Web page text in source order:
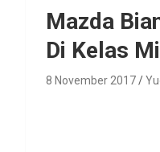
Mazda
Di Kelas
8 November 2017